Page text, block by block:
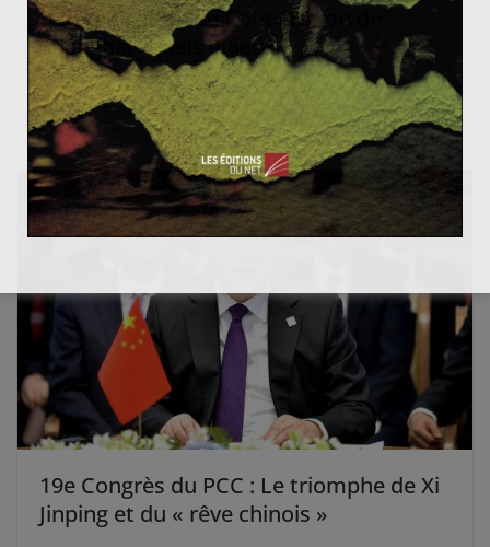
L’Organisation de Coopération de
Shanghai : quels enjeux ?
10 avril 2014 2
19e Congrès du PCC : Le triomphe de Xi
Jinping et du « rêve chinois »